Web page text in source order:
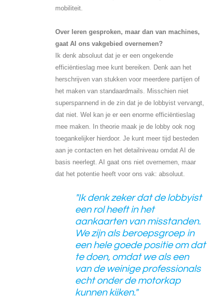
mobiliteit.
Over leren gesproken, maar dan van machines,
gaat AI ons vakgebied overnemen?
Ik denk absoluut dat je er een ongekende
efficiëntieslag mee kunt bereiken. Denk aan het
herschrijven van stukken voor meerdere partijen of
het maken van standaardmails. Misschien niet
superspannend in de zin dat je de lobbyist vervangt,
dat niet. Wel kan je er een enorme efficiëntieslag
mee maken. In theorie maak je de lobby ook nog
toegankelijker hierdoor. Je kunt meer tijd besteden
aan je contacten en het detailniveau omdat AI de
basis neerlegt. AI gaat ons niet overnemen, maar
dat het potentie heeft voor ons vak: absoluut.
"Ik denk zeker dat de lobbyist
een rol heeft in het
aankaarten van misstanden.
We zijn als beroepsgroep in
een hele goede positie om dat
te doen, omdat we als een
van de weinige professionals
echt onder de motorkap
kunnen kijken."